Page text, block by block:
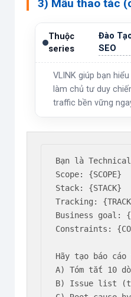
3) Mẫu thao tác
Thuộc
series
Đào
SEO
VLINK giúp bạn
làm chủ tư duy
traffic bền vững
Bạn là Technical
Scope: {SCOPE}
Stack: {STACK}
Tracking:
Business goal:
Constraints:
Hãy tạo báo
A) Tóm tắt 10
B) Issue list